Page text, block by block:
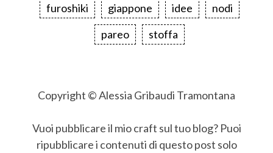
furoshiki
giappone idee
nodi
pareo
stoffa
Copyright © Alessia Gribaudi Tramontana
Vuoi pubblicare il mio craft sul tuo blog? Puoi
ripubblicare i contenuti di questo post solo